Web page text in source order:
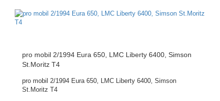
pro mobil 2/1994 Eura 650, LMC Liberty 6400, Simson
St.Moritz T4
pro mobil 2/1994 Eura 650, LMC Liberty 6400, Simson
St.Moritz T4